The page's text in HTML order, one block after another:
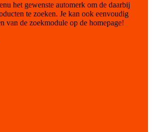
het gewenste automerk om de daarbij
te zoeken. Je kan ook eenvoudig
van de zoekmodule op de homepage!